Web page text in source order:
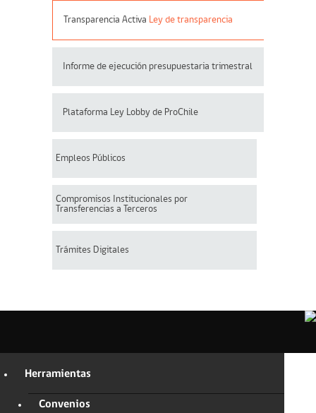
Transparencia Activa Ley de transparencia
Informe de ejecución presupuestaria trimestral
Plataforma Ley Lobby de ProChile
Empleos Públicos
Compromisos Institucionales por
Transferencias a Terceros
Trámites Digitales
Herramientas
Convenios